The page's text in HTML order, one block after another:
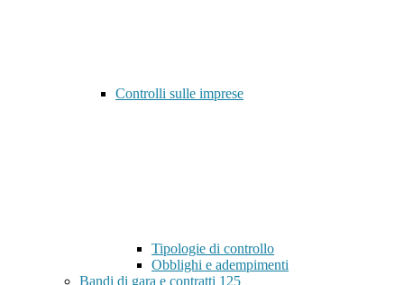
Controlli sulle imprese
Tipologie di controllo
Obblighi e adempimenti
Bandi di gara e contratti 125